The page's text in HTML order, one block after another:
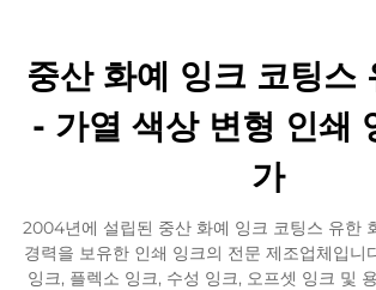
중산 화예 잉크 코팅스
- 가열 색상 변형 인쇄
가
2004년에 설립된 중산 화예 잉크 코팅스 유한
경력을 보유한 인쇄 잉크의 전문 제조업체입니
잉크, 플렉소 잉크, 수성 잉크, 오프셋 잉크 및